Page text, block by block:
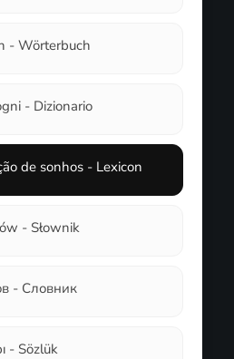
- Wörterbuch
- Dizionario
de sonhos - Lexicon
- Słownik
- Словник
- Sözlük